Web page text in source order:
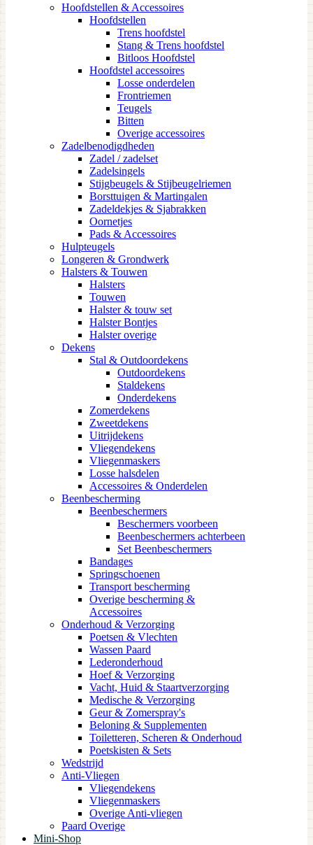
Hoofdstellen & Accessoires
Hoofdstellen
Trens hoofdstel
Stang & Trens hoofdstel
Bitloos Hoofdstel
Hoofdstel accessoires
Losse onderdelen
Frontriemen
Teugels
Bitten
Overige accessoires
Zadelbenodigdheden
Zadel / zadelset
Zadelsingels
Stijgbeugels & Stijbeugelriemen
Borsttuigen & Martingalen
Zadeldekjes & Sjabrakken
Oornetjes
Pads & Accessoires
Hulpteugels
Longeren & Grondwerk
Halsters & Touwen
Halsters
Touwen
Halster & touw set
Halster Bontjes
Halster overige
Dekens
Stal & Outdoordekens
Outdoordekens
Staldekens
Onderdekens
Zomerdekens
Zweetdekens
Uitrijdekens
Vliegendekens
Vliegenmaskers
Losse halsdelen
Accessoires & Onderdelen
Beenbescherming
Beenbeschermers
Beschermers voorbeen
Beenbeschermers achterbeen
Set Beenbeschermers
Bandages
Springschoenen
Transport bescherming
Overige bescherming &
Accessoires
Onderhoud & Verzorging
Poetsen & Vlechten
Wassen Paard
Lederonderhoud
Hoef & Verzorging
Vacht, Huid & Staartverzorging
Medische & Verzorging
Geur & Zomerspray's
Beloning & Supplementen
Toiletteren, Scheren & Onderhoud
Poetskisten & Sets
Wedstrijd
Anti-Vliegen
Vliegendekens
Vliegenmaskers
Overige Anti-vliegen
Paard Overige
Mini-Shop